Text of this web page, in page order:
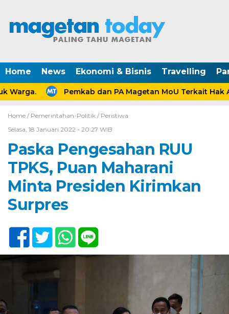
Home News Ekonomi & Bisnis Travelling
Warga. Pemkab dan PA Magetan MoU Terkait Hak
Home / Pemerintahan-Politik / Peristiwa
Selasa, 18 Januari 2022 - 20:27 WIB
Paska Pengesahan RUU
TPKS, Puan Maharani
Minta Presiden Kirimkan
Surpres